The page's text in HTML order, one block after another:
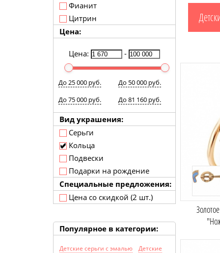
Фианит
Цитрин
Цена:
Цена: -
До 25 000 руб.
До 50 000 руб.
До 75 000 руб.
До 81 160 руб.
Вид украшения:
Серьги
Кольца
Подвески
Подарки на рождение
Специальные предложения:
Цена со скидкой (2 шт.)
Популярное в категории:
Детские серьги с эмалью
Детские